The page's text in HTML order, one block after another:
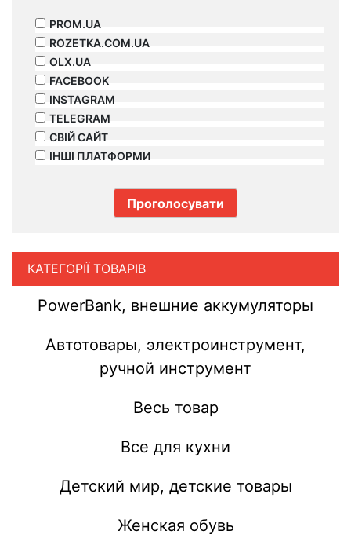
PROM.UA
ROZETKA.COM.UA
OLX.UA
FACEBOOK
INSTAGRAM
TELEGRAM
СВІЙ САЙТ
ІНШІ ПЛАТФОРМИ
КАТЕГОРІЇ ТОВАРІВ
PowerBank, внешние аккумуляторы
Автотовары, электроинструмент,
ручной инструмент
Весь товар
Все для кухни
Детский мир, детские товары
Женская обувь